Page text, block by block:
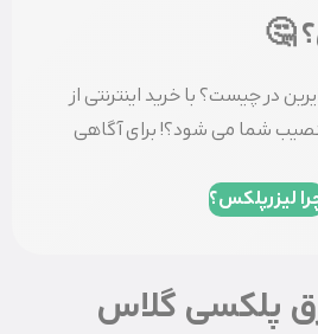
🤔
در چیست؟ با خرید اینترنتی از
نصیب شما می شود؟! برای آگاهی
لیزرپلکس؟
پلکسی گلاس